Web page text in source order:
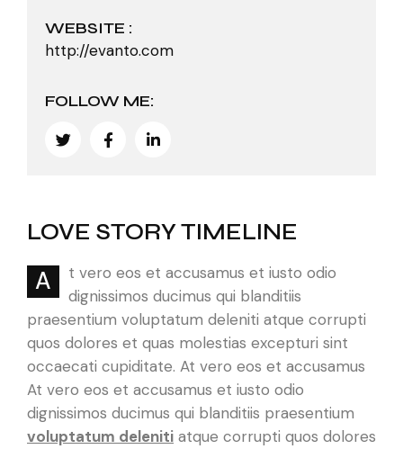
WEBSITE :
http://evanto.com
FOLLOW ME:
LOVE STORY TIMELINE
A
t vero eos et accusamus et iusto odio
dignissimos ducimus qui blanditiis
praesentium voluptatum deleniti atque corrupti
quos dolores et quas molestias excepturi sint
occaecati cupiditate. At vero eos et accusamus
At vero eos et accusamus et iusto odio
dignissimos ducimus qui blanditiis praesentium
voluptatum deleniti atque corrupti quos dolores